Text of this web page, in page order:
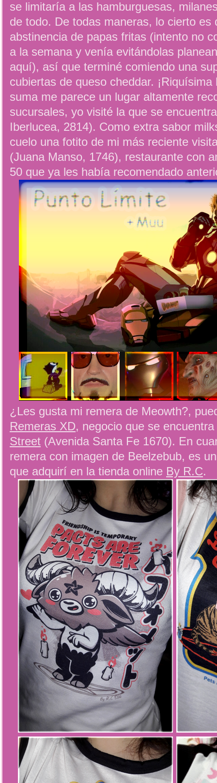
se limitaría a las hamburguesas,
de todo. De todas maneras, lo cierto es
abstinencia de papas fritas (intento no
a la semana y venía evitándolas
aquí), así que terminé comiendo una
cubiertas de queso cheddar.
suma me parece un lugar altamente
sucursales, yo visité la que se
Iberlucea, 2814). Como extra sabor
cuelo una fotito de mi más reciente
(Juana Manso, 1746), restaurante con
50 que ya les había recomendado
¿Les gusta mi remera de Meowth?,
Remeras XD, negocio que se
Street (Avenida Santa Fe 1670). En
remera con imagen de Beelzebub, es
que adquirí en la tienda online By R.C.